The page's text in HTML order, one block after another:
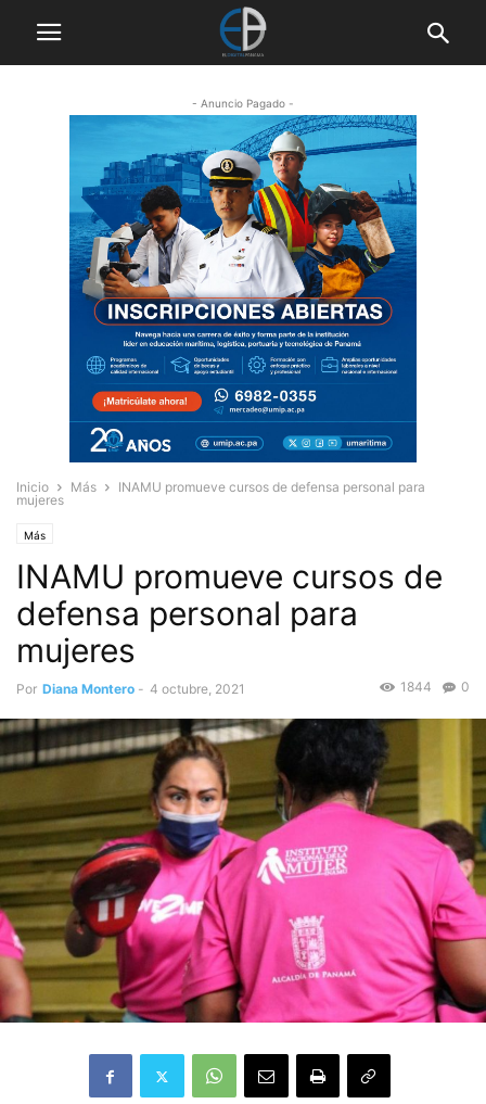
- Anuncio Pagado -
Inicio Más
INAMU promueve cursos de defensa personal para
mujeres
Más
INAMU promueve cursos de
defensa personal para
mujeres
Por Diana Montero - 4 octubre, 2021 0
1844